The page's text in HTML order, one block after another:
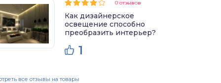
0 отзывов
Как дизайнерское
освещение способно
преобразить интерьер?
1
все отзывы на товары